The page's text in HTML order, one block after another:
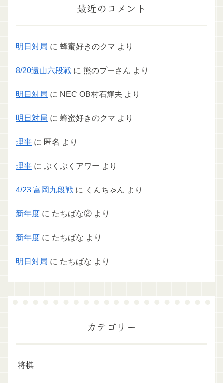
最近のコメント
明日対局 に 蜂蜜好きのクマ より
8/20遠山六段戦 に 熊のプーさん より
明日対局 に NEC OB村石輝夫 より
明日対局 に 蜂蜜好きのクマ より
理事 に 匿名 より
理事 に ぶくぶくアワー より
4/23 富岡九段戦 に くんちゃん より
新年度 に たちばな② より
新年度 に たちばな より
明日対局 に たちばな より
カテゴリー
将棋